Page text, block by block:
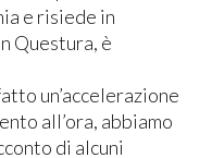
e risiede in
Questura, è
un’accelerazione
all’ora, abbiamo
di alcuni